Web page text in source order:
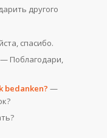
другого
спасибо.
Поблагодари,
bedanken? —